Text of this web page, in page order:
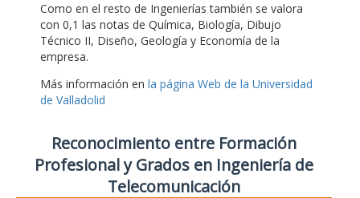
Como en el resto de Ingenierías también se valora
con 0,1 las notas de Química, Biología, Dibujo
Técnico II, Diseño, Geología y Economía de la
empresa.
Más información en la página Web de la Universidad
de Valladolid
Reconocimiento entre Formación
Profesional y Grados en Ingeniería de
Telecomunicación